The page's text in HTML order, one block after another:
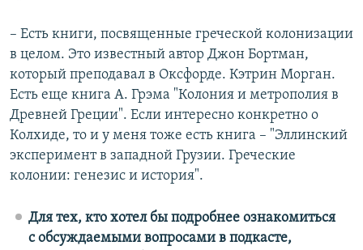
– Есть книги, посвященные греческой колонизации
в целом. Это известный автор Джон Бортман,
который преподавал в Оксфорде. Кэтрин Морган.
Есть еще книга А. Грэма "Колония и метрополия в
Древней Греции". Если интересно конкретно о
Колхиде, то и у меня тоже есть книга – "Эллинский
эксперимент в западной Грузии. Греческие
колонии: генезис и история".
Для тех, кто хотел бы подробнее ознакомиться
с обсуждаемыми вопросами в подкасте,